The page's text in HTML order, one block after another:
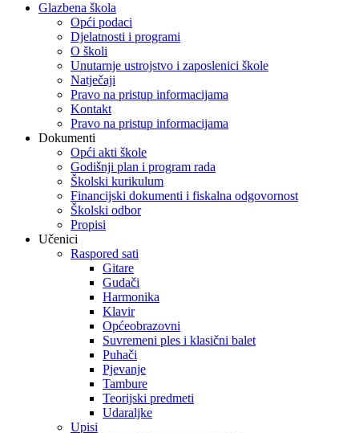
Glazbena škola
Opći podaci
Djelatnosti i programi
O školi
Unutarnje ustrojstvo i zaposlenici škole
Natječaji
Pravo na pristup informacijama
Kontakt
Pravo na pristup informacijama
Dokumenti
Opći akti škole
Godišnji plan i program rada
Školski kurikulum
Financijski dokumenti i fiskalna odgovornost
Školski odbor
Propisi
Učenici
Raspored sati
Gitare
Gudači
Harmonika
Klavir
Općeobrazovni
Suvremeni ples i klasični balet
Puhači
Pjevanje
Tambure
Teorijski predmeti
Udaraljke
Upisi